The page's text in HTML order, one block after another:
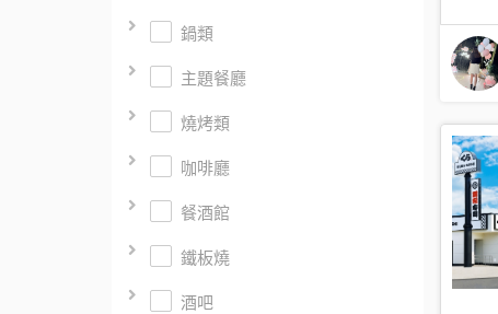
鍋類
主題餐廳
燒烤類
咖啡廳
餐酒館
鐵板燒
酒吧